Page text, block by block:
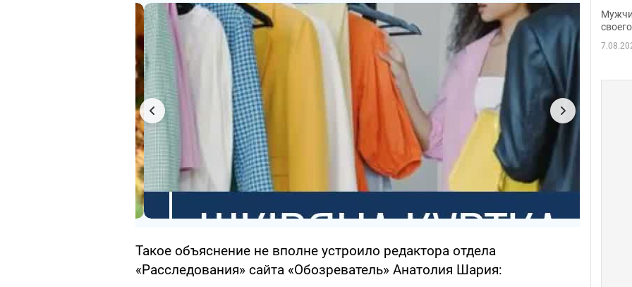
Такое объяснение не вполне устроило редактора отдела
«Расследования» сайта «Обозреватель» Анатолия Шария:
Фото